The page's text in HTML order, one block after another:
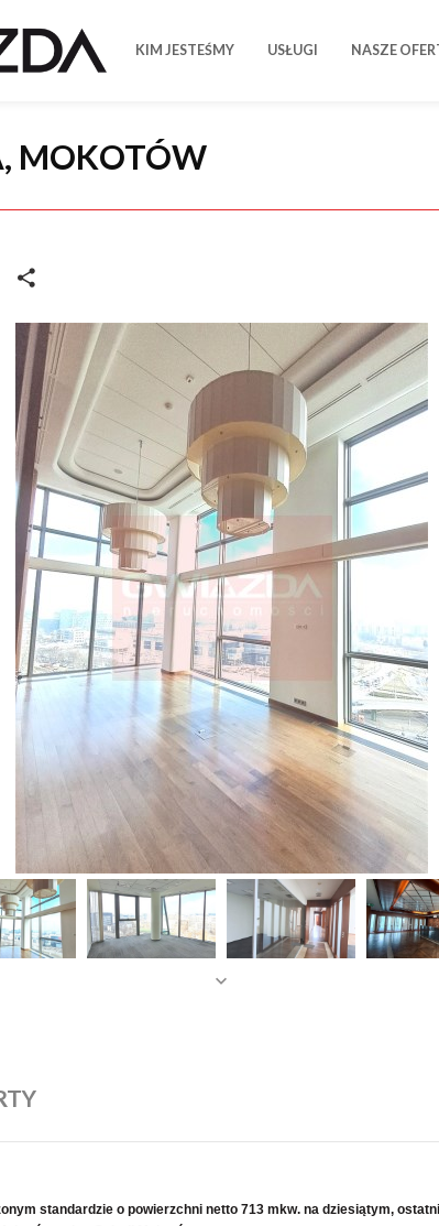
KIM JESTEŚMY USŁUGI NASZE
MOKOTÓW
standardzie o powierzchni netto 713 mkw. na dziesiątym,